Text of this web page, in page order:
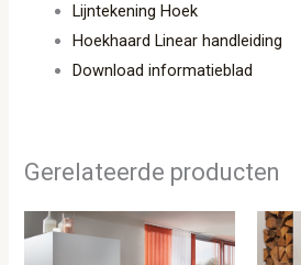
Lijntekening Hoek
Hoekhaard Linear handleiding
Download informatieblad
Gerelateerde producten